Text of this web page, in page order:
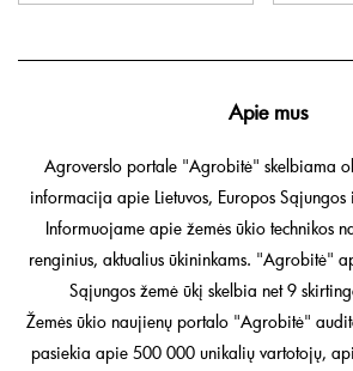
Apie mus
Agroverslo portale "Agrobitė" skelbiama
informacija apie Lietuvos, Europos
Informuojame apie žemės ūkio technikos
renginius, aktualius ūkininkams. "Agrobitė"
Sąjungos žemė ūkį skelbia net 9
Žemės ūkio naujienų portalo "Agrobitė"
pasiekia apie 500 000 unikalių vartotojų,